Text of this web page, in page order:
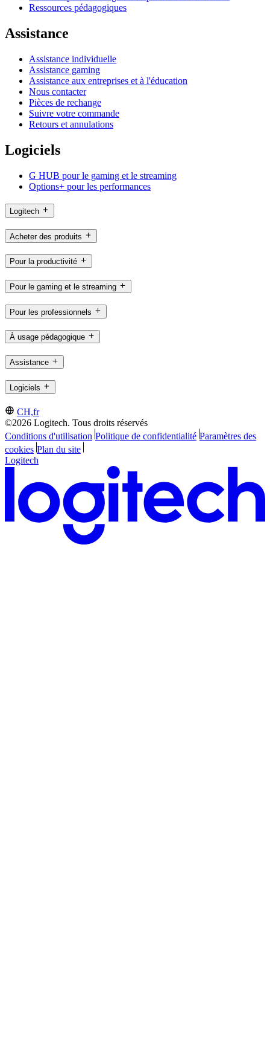
Ressources pédagogiques
Assistance
Assistance individuelle
Assistance gaming
Assistance aux entreprises et à l'éducation
Nous contacter
Pièces de rechange
Suivre votre commande
Retours et annulations
Logiciels
G HUB pour le gaming et le streaming
Options+ pour les performances
Logitech
Acheter des produits
Pour la productivité
Pour le gaming et le streaming
Pour les professionnels
À usage pédagogique
Assistance
Logiciels
CH,fr
©2026 Logitech. Tous droits réservés
Conditions d'utilisation Politique de confidentialité Paramètres des
cookies Plan du site
Logitech